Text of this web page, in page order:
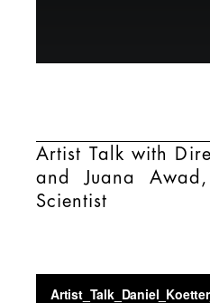
Artist Talk with
and Juana Awad,
Scientist